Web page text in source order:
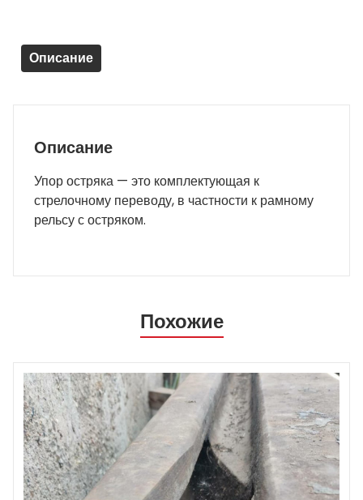
Описание
Описание
Упор остряка — это комплектующая к
стрелочному переводу, в частности к рамному
рельсу с остряком.
Похожие